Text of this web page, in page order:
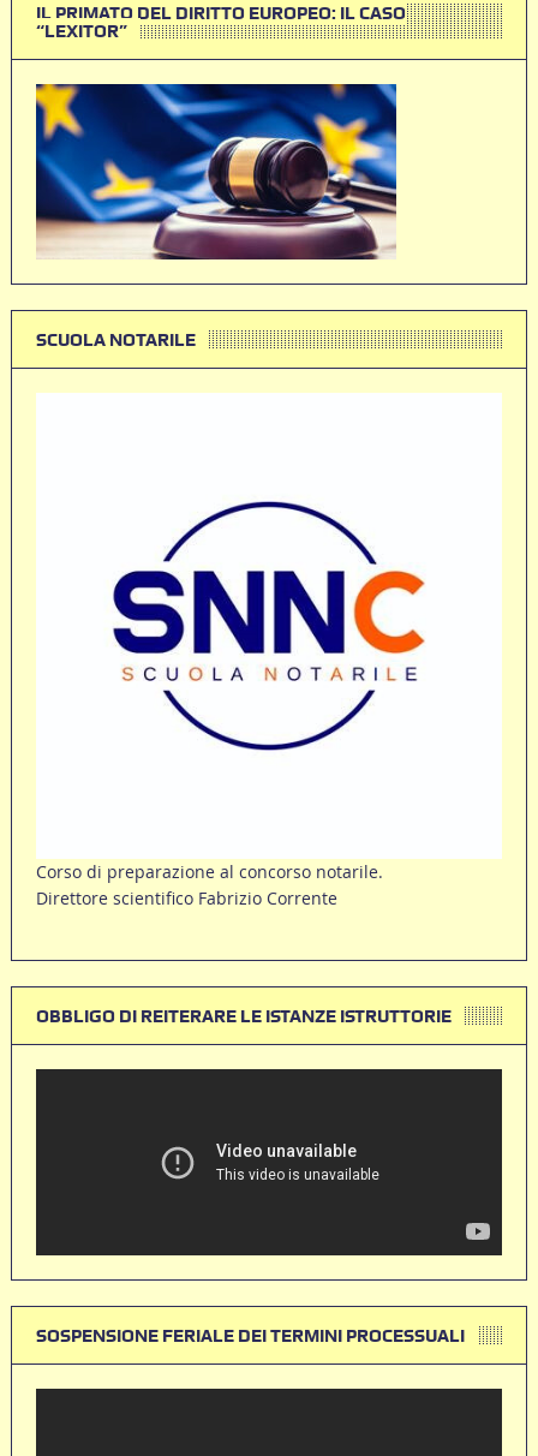
IL PRIMATO DEL DIRITTO EUROPEO: IL CASO
“LEXITOR”
SCUOLA NOTARILE
Corso di preparazione al concorso notarile.
Direttore scientifico Fabrizio Corrente
OBBLIGO DI REITERARE LE ISTANZE ISTRUTTORIE
SOSPENSIONE FERIALE DEI TERMINI PROCESSUALI